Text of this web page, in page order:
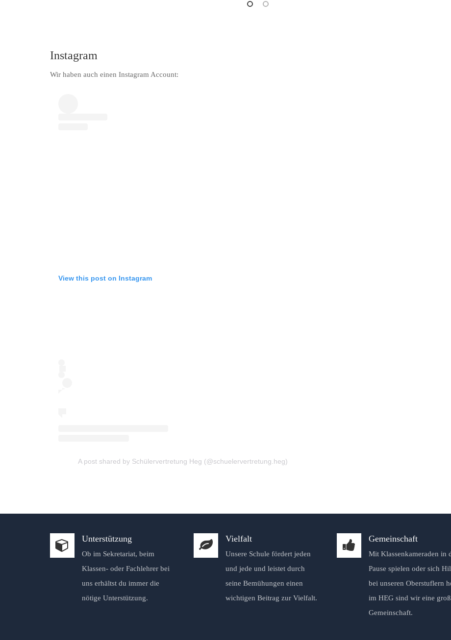
Instagram
Wir haben auch einen Instagram Account:
View this post on Instagram
A post shared by Schülervertretung Heg (@schuelervertretung.heg)
Unterstützung
Ob im Sekretariat, beim
Klassen- oder Fachlehrer bei
uns erhältst du immer die
nötige Unterstützung.
Vielfalt
Unsere Schule fördert jeden
und jede und leistet durch
seine Bemühungen einen
wichtigen Beitrag zur Vielfalt.
Gemeinschaft
Mit Klassenkameraden in
Pause spielen oder sich
bei unseren Oberstuflern
im HEG sind wir eine
Gemeinschaft.